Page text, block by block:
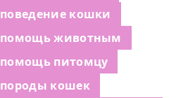
поведение кошки
помощь животным
помощь питомцу
породы кошек